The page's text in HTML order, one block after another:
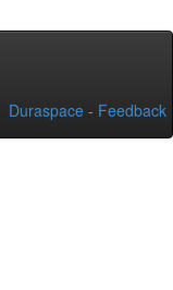
Duraspace - Feedback